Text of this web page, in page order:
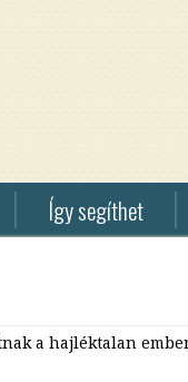
Így segíthet
adományok
a hajléktalan